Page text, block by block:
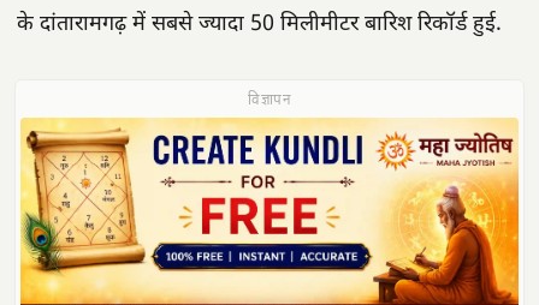
के दांतारामगढ़ में सबसे ज्यादा 50 मिलीमीटर बारिश रिकॉर्ड हुई.
विज्ञापन